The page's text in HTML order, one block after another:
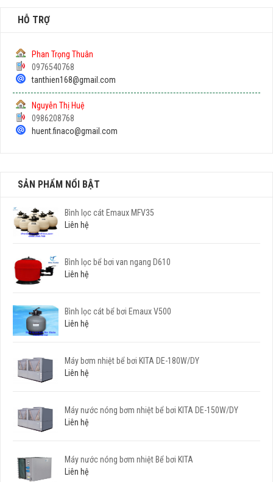
HỖ TRỢ
Phan Trọng Thuân
0976540768
tanthien168@gmail.com
Nguyễn Thị Huệ
0986208768
huent.finaco@gmail.com
SẢN PHẨM NỔI BẬT
Bình lọc cát Emaux MFV35
Liên hệ
Bình lọc bể bơi van ngang D610
Liên hệ
Bình lọc cát bể bơi Emaux V500
Liên hệ
Máy bơm nhiệt bể bơi KITA DE-180W/DY
Liên hệ
Máy nước nóng bơm nhiệt bể bơi KITA DE-150W/DY
Liên hệ
Máy nước nóng bơm nhiệt Bể bơi KITA
Liên hệ